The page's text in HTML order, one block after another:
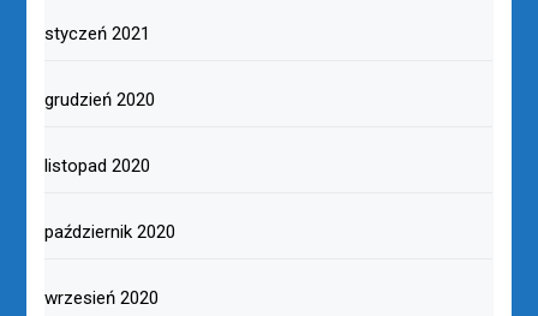
styczeń 2021
grudzień 2020
listopad 2020
październik 2020
wrzesień 2020